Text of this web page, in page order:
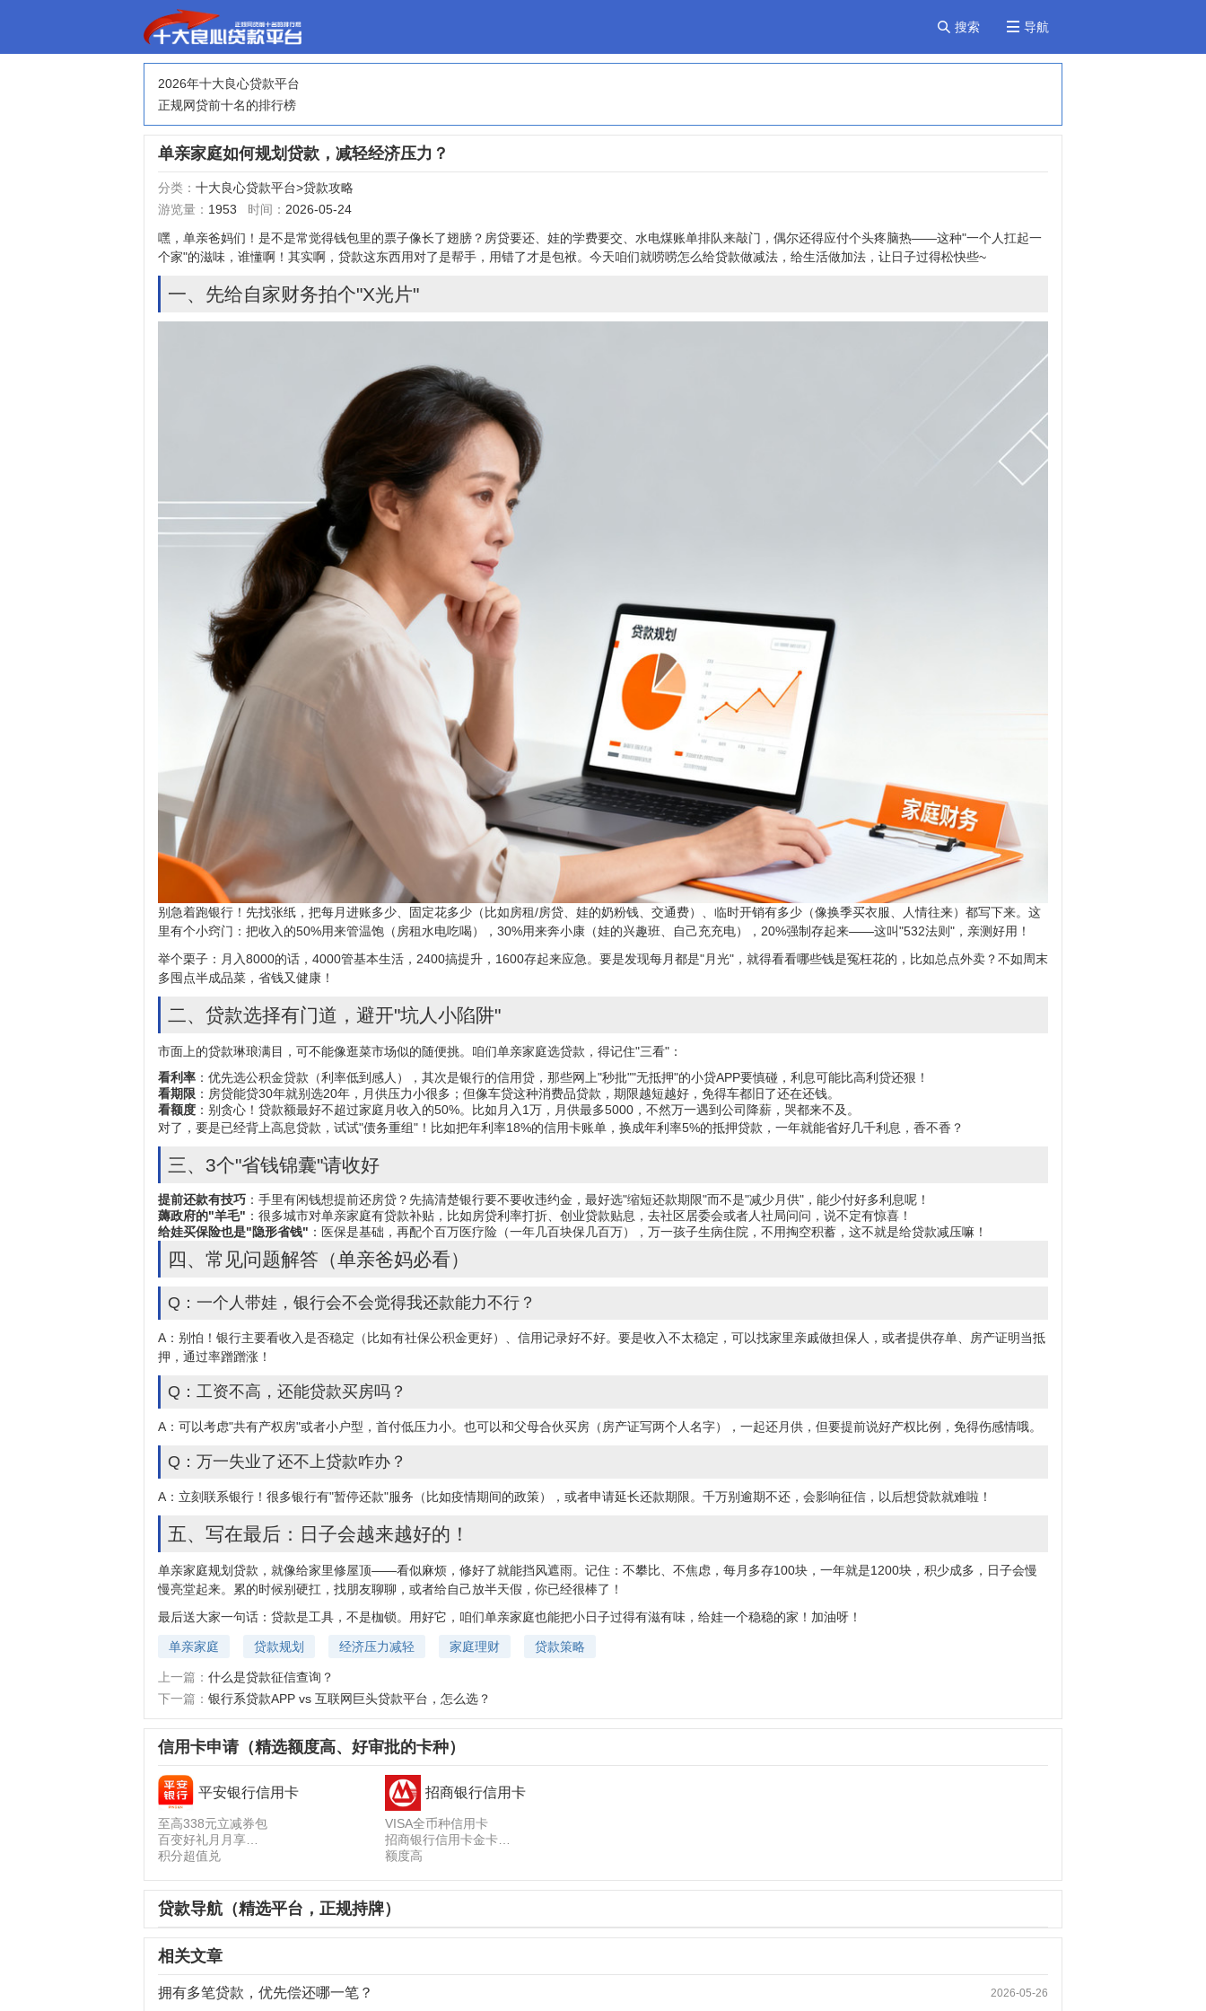
 导航
 搜索
2026年十大良心贷款平台
正规网贷前十名的排行榜
单亲家庭如何规划贷款，减轻经济压力？
分类： 十大良心贷款平台>贷款攻略
游览量： 1953 时间： 2026-05-24
嘿，单亲爸妈们！是不是常觉得钱包里的票子像长了翅膀？房贷要还、娃的学费要交、水电煤账单排队来敲门，偶尔还得应付个头疼脑热——这种"一个人扛起一
个家"的滋味，谁懂啊！其实啊， 贷款这东西用对了是帮手，用错了才是包袱。今天咱们就唠唠怎么给贷款做减法，给生活做加法，让日子过得松快些~
一、先给自家财务拍个"X光片"
别急着跑银行！先找张纸，把每月进账多少、固定花多少（比如房租/房贷、娃的奶粉钱、交通费）、临时开销有多少（像换季买衣服、人情往来）都写下来。这
里有个小窍门：把收入的50%用来管温饱（房租水电吃喝），30%用来奔小康（娃的兴趣班、自己充充电），20%强制存起来——这叫"532法则"，亲测好用！
举个栗子：月入8000的话，4000管基本生活，2400搞提升，1600存起来应急。要是发现每月都是"月光"，就得看看哪些钱是冤枉花的，比如总点外卖？不如周末
多囤点半成品菜，省钱又健康！
二、贷款选择有门道，避开"坑人小陷阱"
市面上的贷款琳琅满目，可不能像逛菜市场似的随便挑。咱们单亲家庭选贷款，得记住"三看"：
看利率 ：优先选公积金贷款（利率低到感人），其次是银行的信用贷，那些网上"秒批""无抵押"的小贷APP要慎碰，利息可能比高利贷还狠！
看期限 ：房贷能贷30年就别选20年，月供压力小很多；但像车贷这种消费品贷款，期限越短越好，免得车都旧了还在还钱。
看额度 ：别贪心！贷款额最好不超过家庭月收入的50%。比如月入1万，月供最多5000，不然万一遇到公司降薪，哭都来不及。
对了，要是已经背上高息贷款，试试"债务重组"！比如把年利率18%的信用卡账单，换成年利率5%的抵押贷款 ，一年就能省好几千利息，香不香？
三、3个"省钱锦囊"请收好
提前还款有技巧 ：手里有闲钱想提前还房贷？先搞清楚银行要不要收违约金，最好选"缩短还款期限"而不是"减少月供"，能少付好多利息呢！
薅政府的"羊毛" ：很多城市对单亲家庭有贷款补贴，比如房贷利率打折、创业贷款贴息，去社区居委会或者人社局问问，说不定有惊喜！
给娃买保险也是"隐形省钱" ：医保是基础，再配个百万医疗险（一年几百块保几百万），万一孩子生病住院，不用掏空积蓄，这不就是给贷款减压嘛！
四、常见问题解答（单亲爸妈必看）
Q：一个人带娃，银行会不会觉得我还款能力不行？
A：别怕！银行主要看收入是否稳定（比如有社保公积金更好）、信用记录好不好。要是收入不太稳定，可以找家里亲戚做担保人，或者提供存单、房产证明当抵
押，通过率蹭蹭涨！
Q：工资不高，还能贷款买房吗？
A：可以考虑"共有产权房"或者小户型，首付低压力小。也可以和父母合伙买房（房产证写两个人名字），一起还月供，但要提前说好产权比例，免得伤感情哦。
Q：万一失业了还不上贷款咋办？
A：立刻联系银行！很多银行有"暂停还款"服务（比如疫情期间的政策），或者申请延长还款期限。千万别逾期不还，会影响征信，以后想贷款就难啦！
五、写在最后：日子会越来越好的！
单亲家庭规划贷款，就像给家里修屋顶——看似麻烦，修好了就能挡风遮雨。记住：不攀比、不焦虑，每月多存100块，一年就是1200块，积少成多，日子会慢
慢亮堂起来。累的时候别硬扛，找朋友聊聊，或者给自己放半天假，你已经很棒了！
最后送大家一句话：贷款是工具，不是枷锁。用好它，咱们单亲家庭也能把小日子过得有滋有味，给娃一个稳稳的家！加油呀！
单亲家庭 贷款规划 经济压力减轻 家庭理财 贷款策略
上一篇： 什么是贷款征信查询？
下一篇： 银行系贷款APP vs 互联网巨头贷款平台，怎么选？
信用卡申请（精选额度高、好审批的卡种）
平安银行信用卡
至高338元立减券包
百变好礼月月享
积分超值兑
招商银行信用卡
VISA全币种信用卡
招商银行信用卡金卡
额度高
贷款导航（精选平台，正规持牌）
相关文章
2026-05-26
拥有多笔贷款，优先偿还哪一笔？